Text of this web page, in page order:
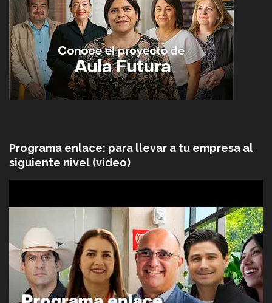
Programa enlace: para llevar a tu empresa al
siguiente nivel (video)